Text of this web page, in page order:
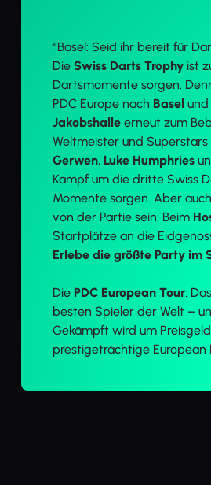
“Basel: Seid ihr bereit für
Die Swiss Darts Trophy ist
Dartsmomente sorgen.
PDC Europe nach Basel
Jakobshalle erneut zum
Weltmeister und
Gerwen, Luke Humphries
Kampf um die dritte Swiss
Momente sorgen. Aber
von der Partie sein: Beim
Startplätze an die
Erlebe die größte Party im
Die PDC European Tour:
besten Spieler der Welt –
Gekämpft wird um
prestigeträchtige European